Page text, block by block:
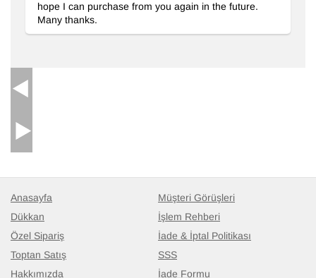
hope I can purchase from you again in the future.
Many thanks.
Anasayfa
Dükkan
Özel Sipariş
Toptan Satış
Hakkımızda
Müşteri Görüşleri
İşlem Rehberi
İade & İptal Politikası
SSS
İade Formu